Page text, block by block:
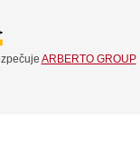
ARBERTO GROUP